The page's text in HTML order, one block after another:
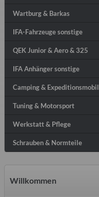
Wartburg & Barkas
IFA-Fahrzeuge sonstige
QEK Junior & Aero & 325
IFA Anhänger sonstige
Camping & Expeditionsmobil
Tuning & Motorsport
Werkstatt & Pflege
Schrauben & Normteile
Willkommen